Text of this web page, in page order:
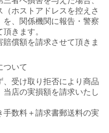
ホストアドレスを控えさ
、関係機関に報告・警察
きます。
償額を請求させて頂きま
ついて
、受け取り拒否により商品
店の実損額を請求いたし
数料＋請求書郵送料の実